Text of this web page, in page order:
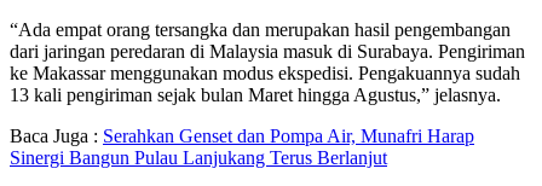
“Ada empat orang tersangka dan merupakan hasil pengembangan
dari jaringan peredaran di Malaysia masuk di Surabaya. Pengiriman
ke Makassar menggunakan modus ekspedisi. Pengakuannya sudah
13 kali pengiriman sejak bulan Maret hingga Agustus,” jelasnya.
Baca Juga : Serahkan Genset dan Pompa Air, Munafri Harap
Sinergi Bangun Pulau Lanjukang Terus Berlanjut